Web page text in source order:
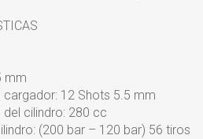
mm
cargador: 12 Shots 5.5 mm
cilindro: 280 cc
(200 bar – 120 bar) 56 tiros